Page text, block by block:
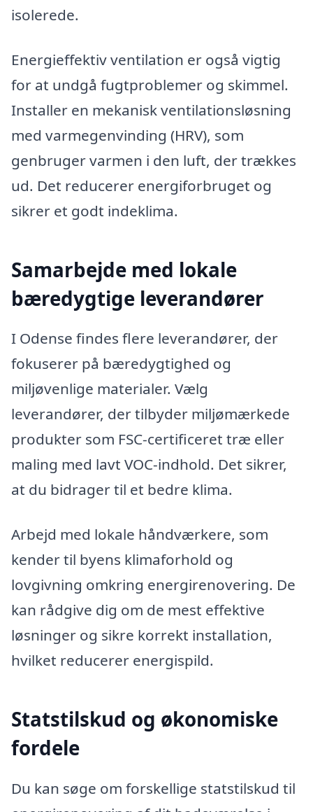
isolerede.
Energieffektiv ventilation er også vigtig
for at undgå fugtproblemer og skimmel.
Installer en mekanisk ventilationsløsning
med varmegenvinding (HRV), som
genbruger varmen i den luft, der trækkes
ud. Det reducerer energiforbruget og
sikrer et godt indeklima.
Samarbejde med lokale
bæredygtige leverandører
I Odense findes flere leverandører, der
fokuserer på bæredygtighed og
miljøvenlige materialer. Vælg
leverandører, der tilbyder miljømærkede
produkter som FSC-certificeret træ eller
maling med lavt VOC-indhold. Det sikrer,
at du bidrager til et bedre klima.
Arbejd med lokale håndværkere, som
kender til byens klimaforhold og
lovgivning omkring energirenovering. De
kan rådgive dig om de mest effektive
løsninger og sikre korrekt installation,
hvilket reducerer energispild.
Statstilskud og økonomiske
fordele
Du kan søge om forskellige statstilskud til